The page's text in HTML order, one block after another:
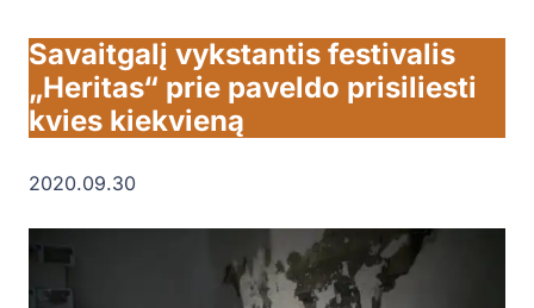
Savaitgalį vykstantis festivalis
„Heritas“ prie paveldo prisiliesti
kvies kiekvieną
2020.09.30